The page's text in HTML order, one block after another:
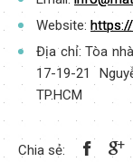
Website:
Địa chỉ: Tòa
17-19-21
TP.HCM
Chia sẻ: